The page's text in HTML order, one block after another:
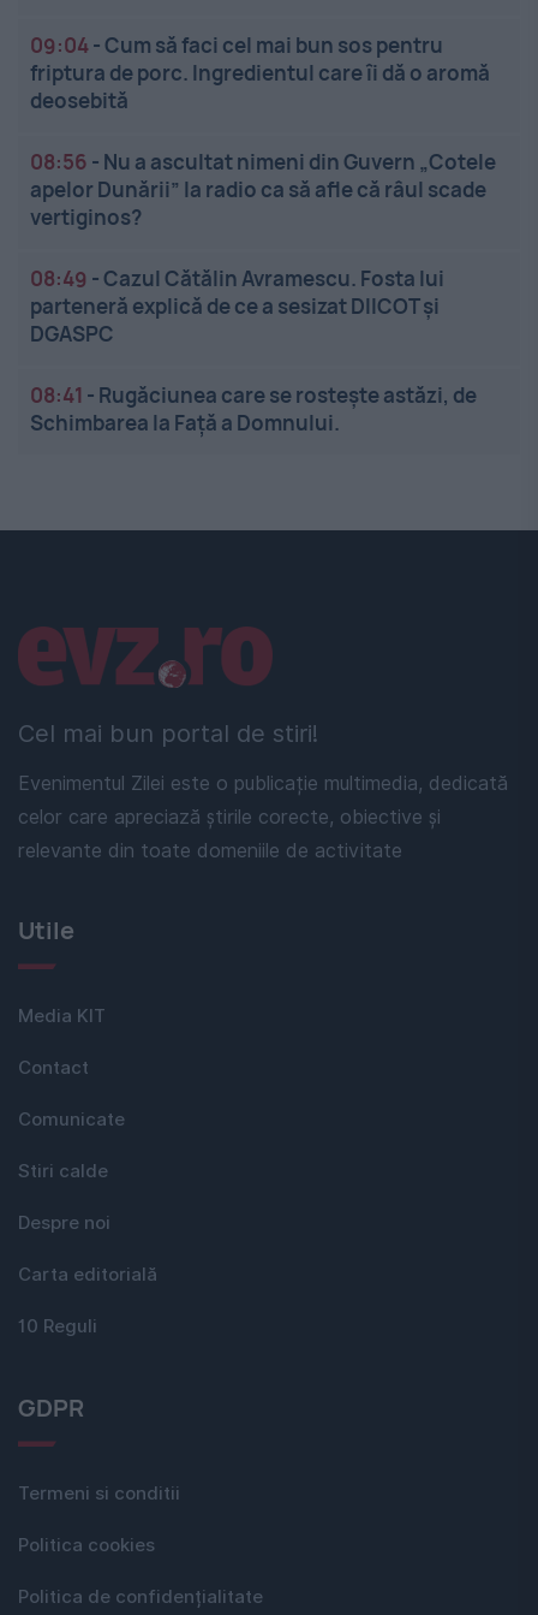
09:04-Cum să faci cel mai bun sos pentru
friptura de porc. Ingredientul care îi dă o aromă
deosebită
08:56 - Nu a ascultat nimeni din Guvern „Cotele
apelor Dunării” la radio ca să afle că râul scade
vertiginos?
08:49 -Cazul Cătălin Avramescu. Fosta lui
parteneră explică de ce a sesizat DIICOT și
DGASPC
08:41 - Rugăciunea care se rostește astăzi, de
Schimbarea la Față a Domnului.
Cel mai bun portal de stiri!
Evenimentul Zilei este o publicație multimedia, dedicată
celor care apreciază știrile corecte, obiective și
relevante din toate domeniile de activitate
Linkuri utile
Utile
Media KIT
Contact
Comunicate
Stiri calde
Despre noi
Carta editorială
10 Reguli
GDPR
Termeni si conditii
Politica cookies
Politica de confidențialitate